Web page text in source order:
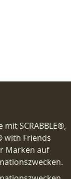
SCRABBLE®,
with Friends
Marken auf